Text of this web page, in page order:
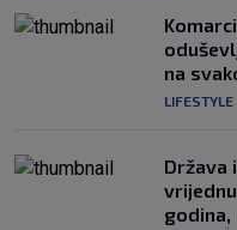
na
LIFESTYLE
Država
godina,